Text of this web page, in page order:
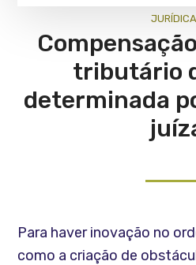
tributário
determinada
Para haver inovação no
como a criação de